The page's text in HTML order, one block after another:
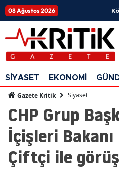
08 Ağustos 2026
SİYASET EKONOMİ
Gazete Kritik Siyaset
CHP Grup
İçişleri
Çiftçi ile